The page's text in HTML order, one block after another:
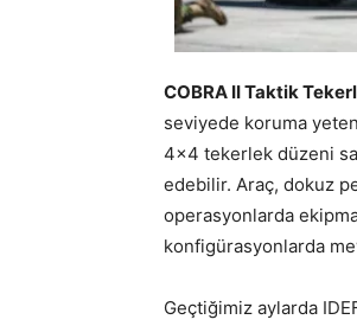
COBRA II Taktik
seviyede koruma
4×4 tekerlek düzeni
edebilir. Araç, dokuz
operasyonlarda
konfigürasyonlarda
Geçtiğimiz aylarda